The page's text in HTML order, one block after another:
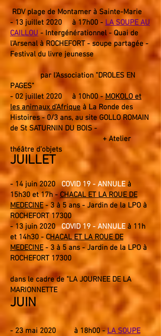
RDV plage de Montamer à Sainte-Marie
- 13 juillet 2020 à 17h00 - LA SOUPE AU
CAILLOU - Intergénérationnel - Quai de
l'Arsenal à ROCHEFORT -soupe partagée -
Festival du livre jeunesse
par l'Association "DROLES EN
PAGES"
- 02 juillet 2020 à 10h00 -MOKOLO et
les animaux d'Afrique à La Ronde des
Histoires- 0/3 ans, au site GOLLO ROMAIN
de St SATURNIN DU BOIS -
+ Atelier
théâtre d'objets
JUILLET
- 14 juin 2020COVID 19 - ANNULEà
15h30 et 17h - CHACAL ET LA ROUE DE
MEDECINE- 3 à 5 ans - Jardin de la LPO à
ROCHEFORT 17300
- 13 juin 2020COVID 19 - ANNULEà 11h
et 14h30 - CHACAL ET LA ROUE DE
MEDECINE- 3 à 5 ans - Jardin de la LPO à
ROCHEFORT 17300
dans le cadre de "LA JOURNEE DE LA
MARIONNETTE
JUIN
- 23 mai 2020 à 18h00 -LA SOUPE